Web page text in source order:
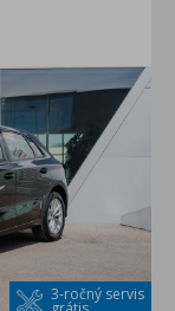
3-ročný servis